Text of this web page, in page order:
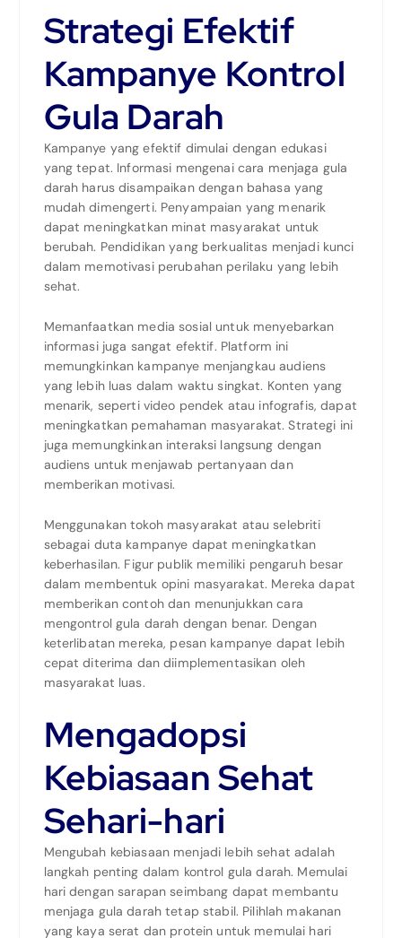
Strategi Efektif
Kampanye Kontrol
Gula Darah
Kampanye yang efektif dimulai dengan edukasi
yang tepat. Informasi mengenai cara menjaga gula
darah harus disampaikan dengan bahasa yang
mudah dimengerti. Penyampaian yang menarik
dapat meningkatkan minat masyarakat untuk
berubah. Pendidikan yang berkualitas menjadi kunci
dalam memotivasi perubahan perilaku yang lebih
sehat.
Memanfaatkan media sosial untuk menyebarkan
informasi juga sangat efektif. Platform ini
memungkinkan kampanye menjangkau audiens
yang lebih luas dalam waktu singkat. Konten yang
menarik, seperti video pendek atau infografis, dapat
meningkatkan pemahaman masyarakat. Strategi ini
juga memungkinkan interaksi langsung dengan
audiens untuk menjawab pertanyaan dan
memberikan motivasi.
Menggunakan tokoh masyarakat atau selebriti
sebagai duta kampanye dapat meningkatkan
keberhasilan. Figur publik memiliki pengaruh besar
dalam membentuk opini masyarakat. Mereka dapat
memberikan contoh dan menunjukkan cara
mengontrol gula darah dengan benar. Dengan
keterlibatan mereka, pesan kampanye dapat lebih
cepat diterima dan diimplementasikan oleh
masyarakat luas.
Mengadopsi
Kebiasaan Sehat
Sehari-hari
Mengubah kebiasaan menjadi lebih sehat adalah
langkah penting dalam kontrol gula darah. Memulai
hari dengan sarapan seimbang dapat membantu
menjaga gula darah tetap stabil. Pilihlah makanan
yang kaya serat dan protein untuk memulai hari